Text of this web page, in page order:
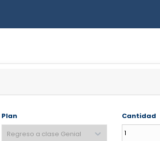
Plan
Regreso a clase Genial
Cantidad